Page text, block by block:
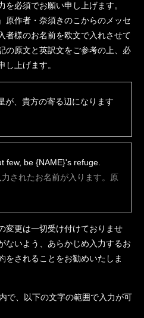
必須でお願い申し上げます。
原作者・奈須きのこからのメッセ
者様のお名前を欧文で入れさせて
の原文と英訳文をご参考の上、必
し上げます。
が、貴方の寄る辺になります
few, be {NAME}'s refuge.
されたお名前が入ります。原
変更は一切受け付けておりませ
ないよう、あらかじめ入力するお
をされることをお勧めいたしま
で、以下の文字の範囲で入力が可